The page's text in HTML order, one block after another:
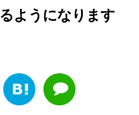
ようになります